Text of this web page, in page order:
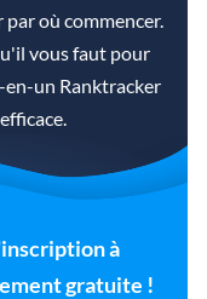
où commencer.
vous faut pour
un Ranktracker
à
gratuite !